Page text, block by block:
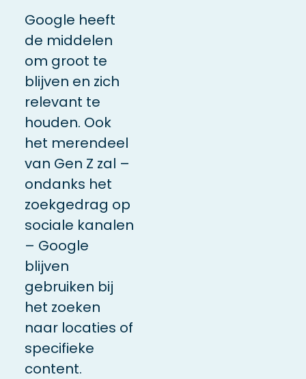
Google heeft
de middelen
om groot te
blijven en zich
relevant te
houden. Ook
het merendeel
van Gen Z zal –
ondanks het
zoekgedrag op
sociale kanalen
– Google
blijven
gebruiken bij
het zoeken
naar locaties of
specifieke
content.